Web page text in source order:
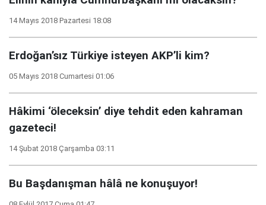
14 Mayıs 2018 Pazartesi 18:08
Erdoğan’sız Türkiye isteyen AKP’li kim?
05 Mayıs 2018 Cumartesi 01:06
Hâkimi ‘öleceksin’ diye tehdit eden kahraman
gazeteci!
14 Şubat 2018 Çarşamba 03:11
Bu Başdanışman hâlâ ne konuşuyor!